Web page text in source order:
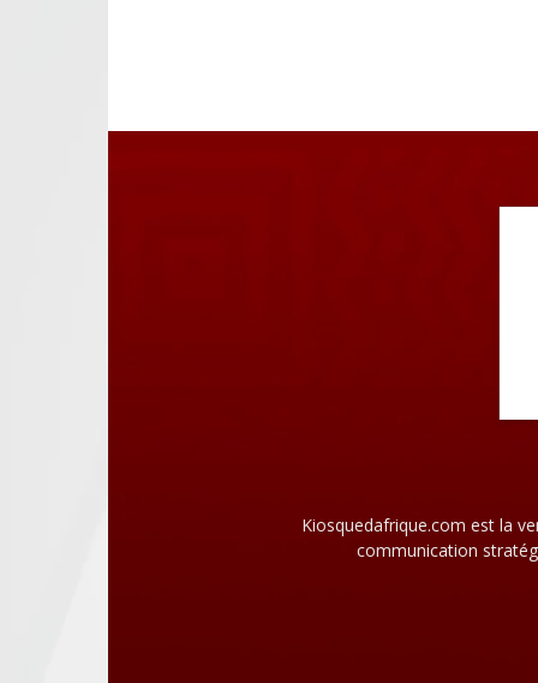
Kiosquedafrique.com est la
communication